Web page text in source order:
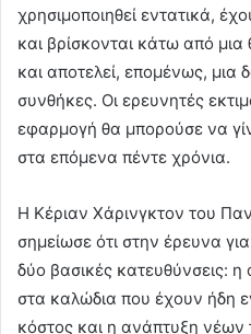
χρησιμοποιηθεί εντατικά,
και βρίσκονται κάτω από
και αποτελεί, επομένως, μια
συνθήκες. Οι ερευνητές
εφαρμογή θα μπορούσε να
στα επόμενα πέντε χρόνια.
Η Κέριαν Χάρινγκτον του
σημείωσε ότι στην έρευνα
δύο βασικές κατευθύνσεις:
στα καλώδια που έχουν ήδη
κόστος και η ανάπτυξη